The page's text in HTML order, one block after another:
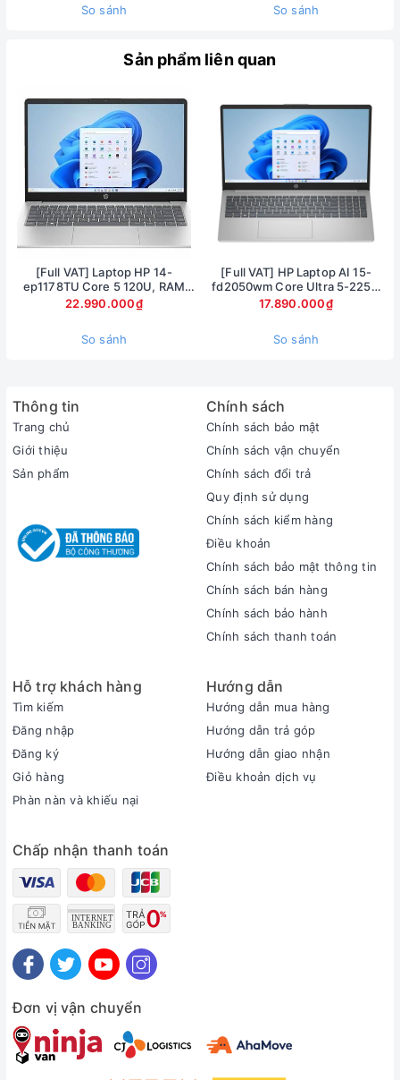
Touchpad của Dell Latitude E7470 có độ rộng vừa phải giúp
Dell Latutude E7470 là một chiếc laptop doanh nhân thực
Latutude E7470 này nha.
So sánh So sánh
Sản phẩm liên quan
[Full VAT] Laptop HP 14-
ep1178TU Core 5 120U, RAM
16GB, SSD 1TB, 14 inch FHD,
Windows 11
22.990.000₫
So sánh
[Full VAT] HP Laptop AI 15-
fd2050wm Core Ultra 5-225U
Ram 8GB SSD 512GB Màn hình
15.6inch FullHD Touch
17.890.000₫
So sánh
Thông tin
Trang chủ
Giới thiệu
Sản phẩm
Chính sách
Chính sách bảo mật
Chính sách vận chuyển
Chính sách đổi trả
Quy định sử dụng
Chính sách kiểm hàng
Điều khoản
Chính sách bảo mật thông tin
Chính sách bán hàng
Chính sách bảo hành
Chính sách thanh toán
Hỗ trợ khách hàng
Tìm kiếm
Đăng nhập
Đăng ký
Giỏ hàng
Phàn nàn và khiếu nại
Hướng dẫn
Hướng dẫn mua hàng
Hướng dẫn trả góp
Hướng dẫn giao nhận
Điều khoản dịch vụ
Chấp nhận thanh toán
Đơn vị vận chuyển